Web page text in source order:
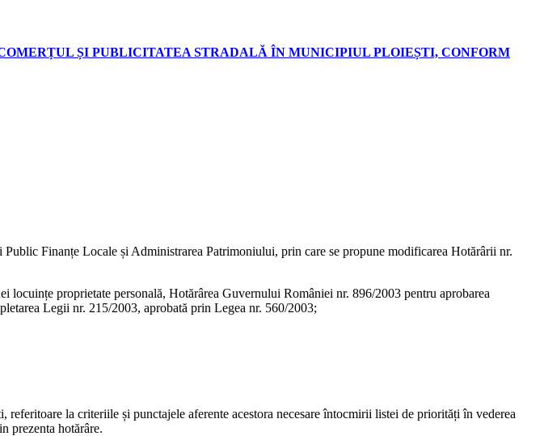
ȘI PUBLICITATEA STRADALĂ ÎN MUNICIPIUL PLOIEȘTI, CONFORM
Finanțe Locale și Administrarea Patrimoniului, prin care se propune modificarea Hotărârii nr.
proprietate personală, Hotărârea Guvernului României nr. 896/2003 pentru aprobarea
Legii nr. 215/2003, aprobată prin Legea nr. 560/2003;
la criteriile și punctajele aferente acestora necesare întocmirii listei de priorități în vederea
prezenta hotărâre.